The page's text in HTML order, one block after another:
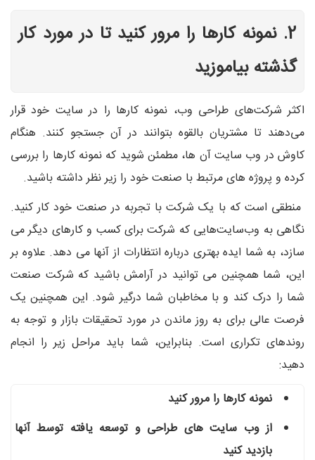
2. نمونه کارها را مرور کنید تا در مورد کار
گذشته بیاموزید
اکثر شرکت‌های طراحی وب، نمونه کارها را در سایت خود قرار
می‌دهند تا مشتریان بالقوه بتوانند در آن جستجو کنند. هنگام
کاوش در وب سایت آن ها، مطمئن شوید که نمونه کارها را بررسی
کرده و پروژه های مرتبط با صنعت خود را زیر نظر داشته باشید.
منطقی است که با یک شرکت با تجربه در صنعت خود کار کنید.
نگاهی به وب‌سایت‌هایی که شرکت برای کسب‌ و کارهای دیگر می
سازد، به شما ایده بهتری درباره انتظارات از آنها می‌ دهد. علاوه بر
این، شما همچنین می توانید در آرامش باشید که شرکت صنعت
شما را درک کند و با مخاطبان شما درگیر شود. این همچنین یک
فرصت عالی برای به روز ماندن در مورد تحقیقات بازار و توجه به
روندهای تکراری است. بنابراین، شما باید مراحل زیر را انجام
دهید:
نمونه کارها را مرور کنید
از وب سایت های طراحی و توسعه یافته توسط آنها
بازدید کنید